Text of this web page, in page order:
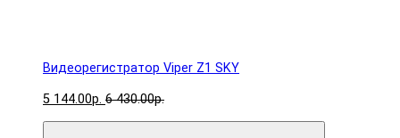
Видеорегистратор Viper Z1 SKY
5 144.00р. 6 430.00р.